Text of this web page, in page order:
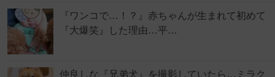
『ワンコで…！？』赤ちゃんが生まれて初めて
『大爆笑』した理由…平…
仲良しな『兄弟犬』を撮影していたら…ミラク